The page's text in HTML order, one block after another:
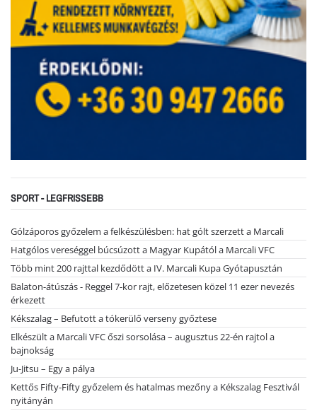
SPORT - LEGFRISSEBB
Gólzáporos győzelem a felkészülésben: hat gólt szerzett a Marcali
Hatgólos vereséggel búcsúzott a Magyar Kupától a Marcali VFC
Több mint 200 rajttal kezdődött a IV. Marcali Kupa Gyótapusztán
Balaton-átúszás - Reggel 7-kor rajt, előzetesen közel 11 ezer nevezés
érkezett
Kékszalag – Befutott a tókerülő verseny győztese
Elkészült a Marcali VFC őszi sorsolása – augusztus 22-én rajtol a
bajnokság
Ju-Jitsu – Egy a pálya
Kettős Fifty-Fifty győzelem és hatalmas mezőny a Kékszalag Fesztivál
nyitányán